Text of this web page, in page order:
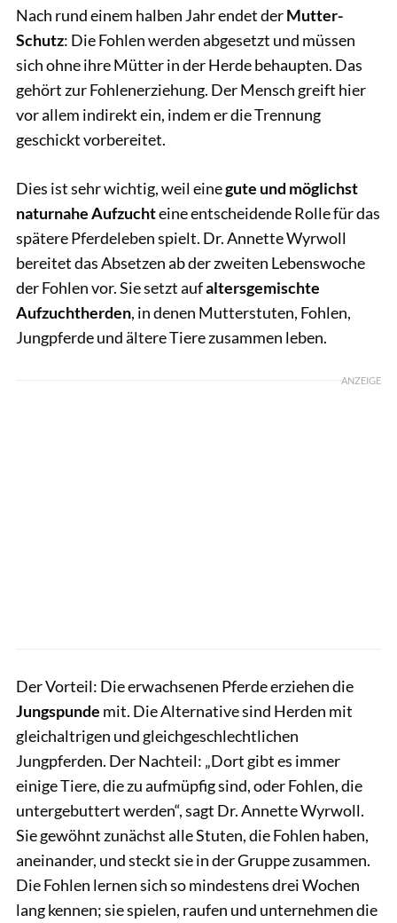
Nach rund einem halben Jahr endet derMutter-
Schutz: Die Fohlen werden abgesetzt und müssen
sich ohne ihre Mütter in der Herde behaupten. Das
gehört zur Fohlenerziehung. Der Mensch greift hier
vor allem indirekt ein, indem er die Trennung
geschickt vorbereitet.
Dies ist sehr wichtig, weil einegute und möglichst
naturnahe Aufzuchteine entscheidende Rolle für das
spätere Pferdeleben spielt. Dr. Annette Wyrwoll
bereitet das Absetzen ab der zweiten Lebenswoche
der Fohlen vor. Sie setzt aufaltersgemischte
Aufzuchtherden, in denen Mutterstuten, Fohlen,
Jungpferde und ältere Tiere zusammen leben.
ANZEIGE
Der Vorteil: Die erwachsenen Pferde erziehen die
Jungspunde mit. Die Alternative sind Herden mit
gleichaltrigen und gleichgeschlechtlichen
Jungpferden. Der Nachteil: „Dort gibt es immer
einige Tiere, die zu aufmüpfig sind, oder Fohlen, die
untergebuttert werden“, sagt Dr. Annette Wyrwoll.
Sie gewöhnt zunächst alle Stuten, die Fohlen haben,
aneinander, und steckt sie in der Gruppe zusammen.
Die Fohlen lernen sich so mindestens drei Wochen
lang kennen; sie spielen, raufen und unternehmen die